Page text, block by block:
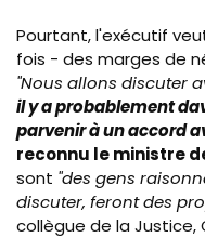
Pourtant, l'exécutif
fois - des marges de
"Nous allons discuter
il y a probablement
parvenir à un accord
reconnu le ministre
sont "des gens
discuter, feront des
collègue de la Justice,